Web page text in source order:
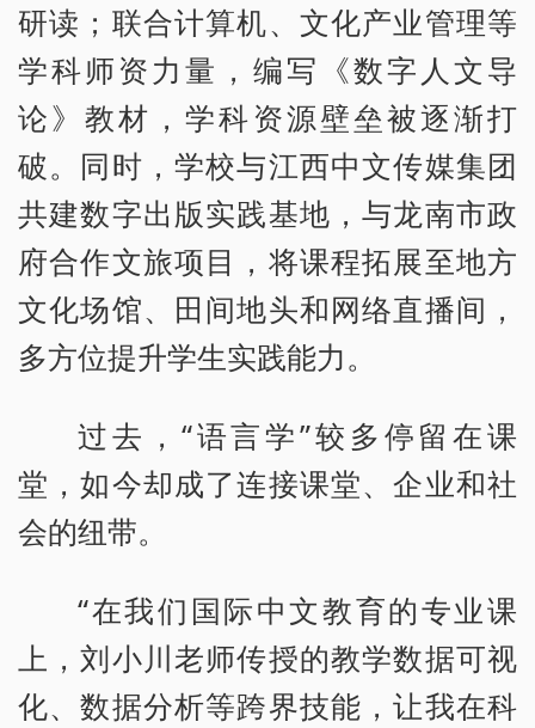
研读；联合计算机、文化产业管理等
学科师资力量，编写《数字人文导
论》教材，学科资源壁垒被逐渐打
破。同时，学校与江西中文传媒集团
共建数字出版实践基地，与龙南市政
府合作文旅项目，将课程拓展至地方
文化场馆、田间地头和网络直播间，
多方位提升学生实践能力。
过去，“语言学”较多停留在课
堂，如今却成了连接课堂、企业和社
会的纽带。
“在我们国际中文教育的专业课
上，刘小川老师传授的教学数据可视
化、数据分析等跨界技能，让我在科